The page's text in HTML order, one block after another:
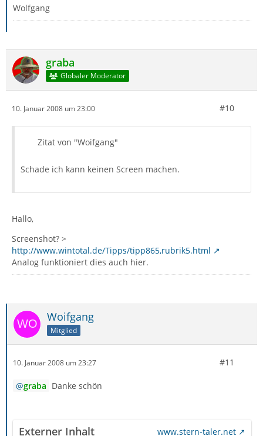
Wolfgang
graba
Globaler Moderator
10. Januar 2008 um 23:00 #10
Zitat von "Woifgang"
Schade ich kann keinen Screen machen.
Hallo,
Screenshot? >
http://www.wintotal.de/Tipps/tipp865,rubrik5.html
Analog funktioniert dies auch hier.
Woifgang
Mitglied
10. Januar 2008 um 23:27 #11
graba Danke schön
Externer Inhalt www.stern-taler.net